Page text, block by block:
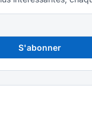
S'abonner